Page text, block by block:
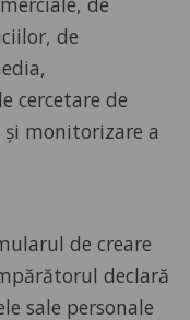
de
cercetare de
monitorizare a
de creare
declară
sale personale